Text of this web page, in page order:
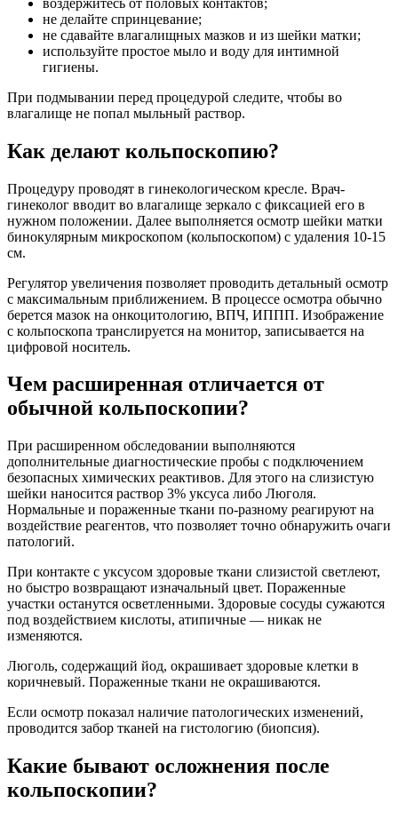
не делайте спринцевание;
не сдавайте влагалищных мазков и из шейки матки;
используйте простое мыло и воду для интимной
гигиены.
При подмывании перед процедурой следите, чтобы во
влагалище не попал мыльный раствор.
Как делают кольпоскопию?
Процедуру проводят в гинекологическом кресле. Врач-
гинеколог вводит во влагалище зеркало с фиксацией его в
нужном положении. Далее выполняется осмотр шейки матки
бинокулярным микроскопом (кольпоскопом) с удаления 10-15
см.
Регулятор увеличения позволяет проводить детальный осмотр
с максимальным приближением. В процессе осмотра обычно
берется мазок на онкоцитологию, ВПЧ, ИППП. Изображение
с кольпоскопа транслируется на монитор, записывается на
цифровой носитель.
Чем расширенная отличается от
обычной кольпоскопии?
При расширенном обследовании выполняются
дополнительные диагностические пробы с подключением
безопасных химических реактивов. Для этого на слизистую
шейки наносится раствор 3% уксуса либо Люголя.
Нормальные и пораженные ткани по-разному реагируют на
воздействие реагентов, что позволяет точно обнаружить очаги
патологий.
При контакте с уксусом здоровые ткани слизистой светлеют,
но быстро возвращают изначальный цвет. Пораженные
участки останутся осветленными. Здоровые сосуды сужаются
под воздействием кислоты, атипичные — никак не
изменяются.
Люголь, содержащий йод, окрашивает здоровые клетки в
коричневый. Пораженные ткани не окрашиваются.
Если осмотр показал наличие патологических изменений,
проводится забор тканей на гистологию (биопсия).
Какие бывают осложнения после
кольпоскопии?